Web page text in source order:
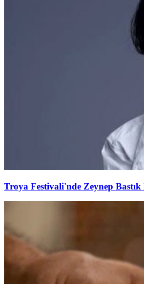
Troya Festivali'nde Zeynep Bastık